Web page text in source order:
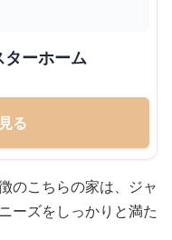
ーホーム
る
のこちらの家は、ジャ
ーズをしっかりと満た